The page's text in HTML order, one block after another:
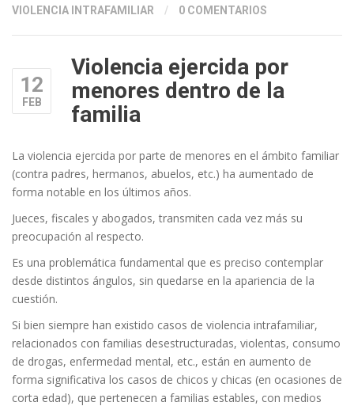
VIOLENCIA INTRAFAMILIAR
/ 0 COMENTARIOS
12
FEB
Violencia ejercida por
menores dentro de la
familia
La violencia ejercida por parte de menores en el ámbito familiar
(contra padres, hermanos, abuelos, etc.) ha aumentado de
forma notable en los últimos años.
Jueces, fiscales y abogados, transmiten cada vez más su
preocupación al respecto.
Es una problemática fundamental que es preciso contemplar
desde distintos ángulos, sin quedarse en la apariencia de la
cuestión.
Si bien siempre han existido casos de violencia intrafamiliar,
relacionados con familias desestructuradas, violentas, consumo
de drogas, enfermedad mental, etc., están en aumento de
forma significativa los casos de chicos y chicas (en ocasiones de
corta edad), que pertenecen a familias estables, con medios